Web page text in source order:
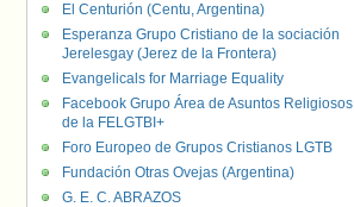
El Centurión (Centu, Argentina)
Esperanza Grupo Cristiano de la sociación
Jerelesgay (Jerez de la Frontera)
Evangelicals for Marriage Equality
Facebook Grupo Área de Asuntos Religiosos
de la FELGTBI+
Foro Europeo de Grupos Cristianos LGTB
Fundación Otras Ovejas (Argentina)
G. E. C. ABRAZOS